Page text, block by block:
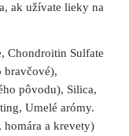
ak užívate lieky na
Chondroitin Sulfate
bravčové),
pôvodu), Silica,
Umelé arómy.
a krevety)